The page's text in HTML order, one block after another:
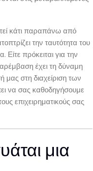
κάτι παραπάνω από
την ταυτότητα του
Είτε πρόκειται για την
έχει τη δύναμη
μας στη διαχείριση των
να σας καθοδηγήσουμε
επιχειρηματικούς σας
μια